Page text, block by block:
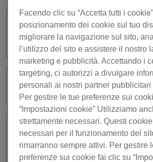
Che cos’è rekordbox Cloud
powered by Dropbox?
Che cos’è Cloud Option DJ team?
Che tipo di pagamento si applica
durante l’abbonamento al Piano
Core/Piano Creative aggiungo la
Facendo clic su “Accetta tutti i
posizionamento dei cookie sul tuo
migliorare la navigazione sul sito,
l’utilizzo del sito e assistere il nostro
marketing e pubblicità. Accettando i
targeting, ci autorizzi a divulgare
personali ai nostri partner pubblicitari
Per gestire le tue preferenze sui
“Impostazioni cookie” Utilizziamo
strettamente necessari. Questi
necessari per il funzionamento del
rimarranno sempre attivi. Per gestire
preferenze sui cookie fai clic su